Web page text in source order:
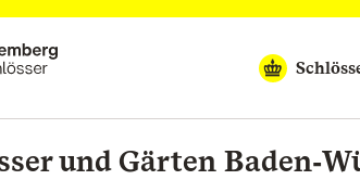
und Gärten